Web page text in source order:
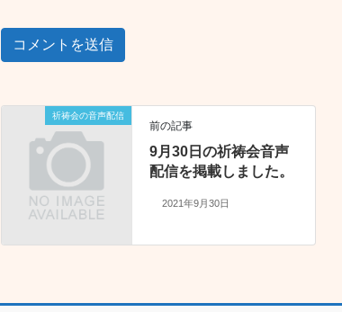
祈祷会の音声配信
前の記事
9月30日の祈祷会音声
配信を掲載しました。
2021年9月30日